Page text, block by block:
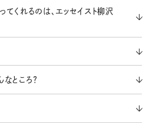
てくれるのは、エッセイスト柳沢
ところ？